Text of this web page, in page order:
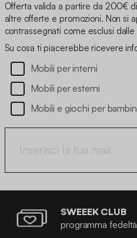
Offerta valida a partire da 200€
altre offerte e promozioni. Non si
contrassegnati come esclusi dalle
Su cosa ti piacerebbe ricevere
Mobili per interni
Mobili per esterni
Mobili e giochi per
SWEEEK CLUB
programma